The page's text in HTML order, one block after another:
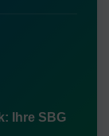
Ihre SBG